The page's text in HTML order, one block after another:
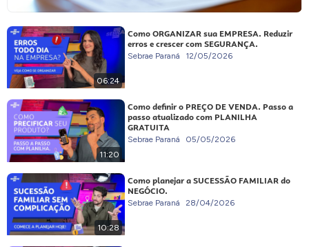
06:24
Como ORGANIZAR sua EMPRESA. Reduzir
erros e crescer com SEGURANÇA.
Sebrae Paraná 12/05/2026
11:20
Como definir o PREÇO DE VENDA. Passo a
passo atualizado com PLANILHA
GRATUITA
Sebrae Paraná 05/05/2026
10:28
Como planejar a SUCESSÃO FAMILIAR do
NEGÓCIO.
Sebrae Paraná 28/04/2026